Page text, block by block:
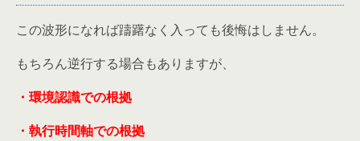
この波形になれば躊躇なく入っても後悔はしません。
もちろん逆行する場合もありますが、
・環境認識での根拠
・執行時間軸での根拠